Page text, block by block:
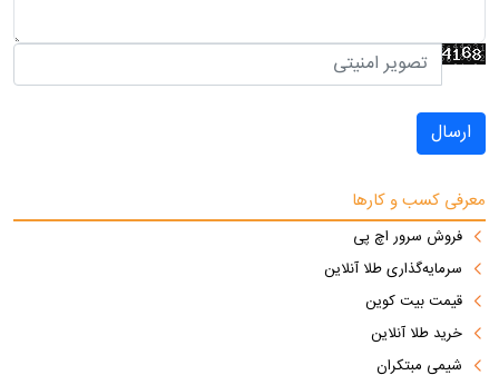
ارسال
معرفی کسب و کارها
فروش سرور اچ پی
سرمایه‌گذاری طلا آنلاین
قیمت بیت کوین
خرید طلا آنلاین
شیمی مبتکران